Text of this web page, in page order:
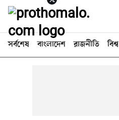
সর্বশেষ বাংলাদেশ রাজনীতি বিশ্ব